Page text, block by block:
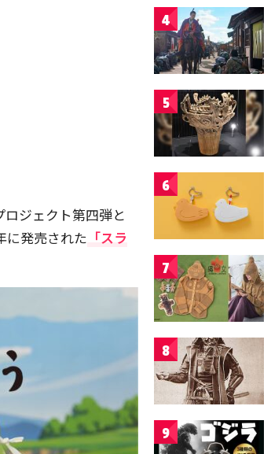
ジェクト第四弾と
に発売された 「スラ
4
5
6
7
8
9